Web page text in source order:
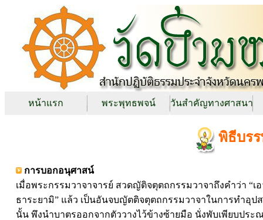
หน้าแรก พระพุทธพจน์ วันสำคัญทางศาสนา
พิธีบร
การบอกอนุศาสน์
เมื่อพระกรรมวาจาจารย์ สวดญัติจตุตถกรรมวาจาถึงคำว่า “เอ
ธาระยามิ” แล้ว เป็นอันจบญัตติจตุตถกรรมวาจาในการทำอุ
นั้น พึงนำบาตรออกจากตัววางไว้ข้างซ้ายมือ นั่งพับเพียบประ